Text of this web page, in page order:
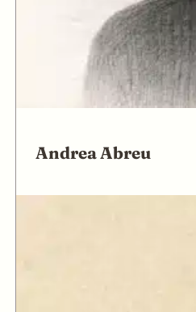
Andrea Abreu